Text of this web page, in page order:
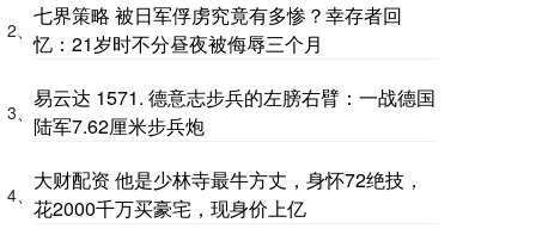
2、
七界策略 被日军俘虏究竟有多惨？幸存者回
忆：21岁时不分昼夜被侮辱三个月
3、
易云达 1571. 德意志步兵的左膀右臂：一战德国
陆军7.62厘米步兵炮
4、
大财配资 他是少林寺最牛方丈，身怀72绝技，
花2000千万买豪宅，现身价上亿